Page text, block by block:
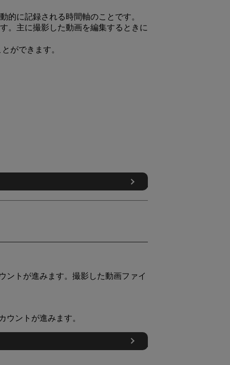
的に記録される時間軸のことです。
。主に撮影した動画を編集するときに
ができます。
ントが進みます。撮影した動画ファイ
ウントが進みます。